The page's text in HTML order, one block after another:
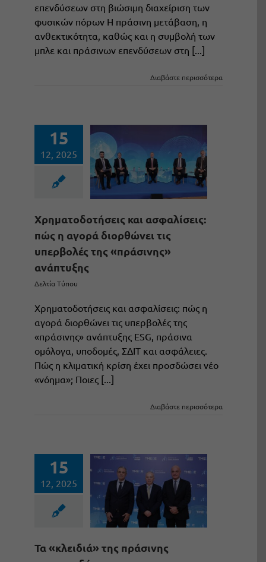
επενδύσεων στη βιώσιμη διαχείριση των
φυσικών πόρων Η πράσινη μετάβαση, η
ανθεκτικότητα, καθώς και η συμβολή των
μπλε και πράσινων επενδύσεων στη [...]
Διαβάστε περισσότερα
15
12, 2025
Χρηματοδοτήσεις και ασφαλίσεις:
πώς η αγορά διορθώνει τις
υπερβολές της «πράσινης»
ανάπτυξης
Δελτία Τύπου
Χρηματοδοτήσεις και ασφαλίσεις: πώς η
αγορά διορθώνει τις υπερβολές της
«πράσινης» ανάπτυξης ESG, πράσινα
ομόλογα, υποδομές, ΣΔΙΤ και ασφάλειες.
Πώς η κλιματική κρίση έχει προσδώσει νέο
«νόημα»; Ποιες [...]
Διαβάστε περισσότερα
15
12, 2025
Τα «κλειδιά» της πράσινης